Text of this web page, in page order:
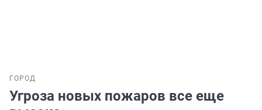
ГОРОД
Угроза новых пожаров все еще